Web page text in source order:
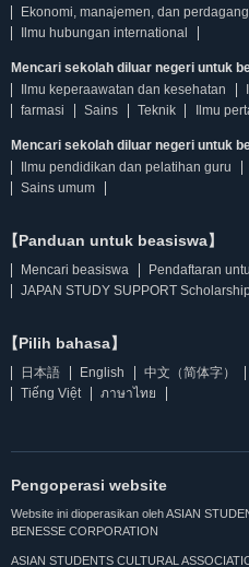
Ekonomi, manajemen, dan
Ilmu hubungan international
Mencari sekolah diluar negeri untuk
Ilmu keperaawatan dan kesehatan
farmasi
Sains Teknik Ilmu
Mencari sekolah diluar negeri untuk
Ilmu pendidikan dan pelatihan guru
Sains umum
【Panduan untuk beasiswa】
Mencari beasiswa
Pendaftaran
JAPAN STUDY SUPPORT
【Pilih bahasa】
日本語 English 中文（简体字）
Tiếng Việt
ภาษาไทย
Pengoperasi website
Website ini dioperasikan oleh ASIAN
BENESSE CORPORATION
ASIAN STUDENTS CULTURAL